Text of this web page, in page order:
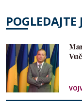
POGLEDAJTE